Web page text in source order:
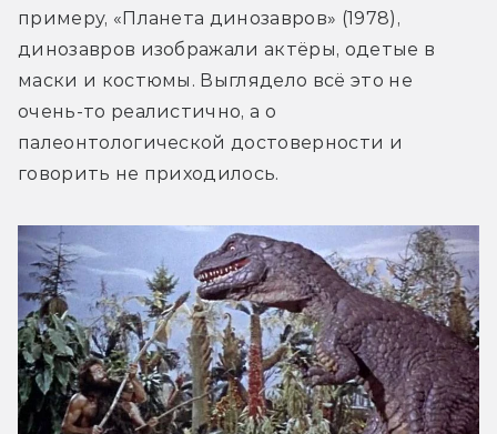
примеру, «Планета динозавров» (1978),
динозавров изображали актёры, одетые в
маски и костюмы. Выглядело всё это не
очень-то реалистично, а о
палеонтологической достоверности и
говорить не приходилось.